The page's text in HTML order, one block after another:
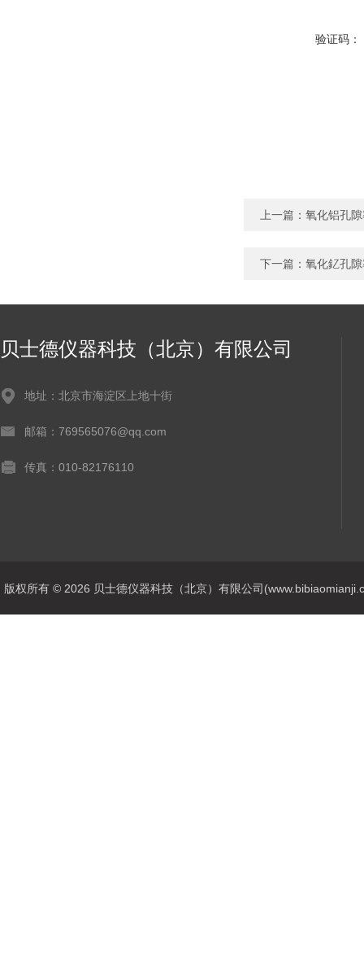
验证码：
上一篇： 氧化铝孔
下一篇： 氧化釔孔
贝士德仪器科技（北京）有限公司
地址：北京市海淀区上地十街
邮箱：769565076@qq.com
传真：010-82176110
版权所有 © 2026 贝士德仪器科技（北京）有限公司